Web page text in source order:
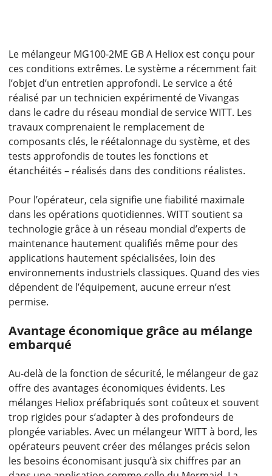
Le mélangeur MG100-2ME GB A Heliox est conçu pour
ces conditions extrêmes. Le système a récemment fait
l’objet d’un entretien approfondi. Le service a été
réalisé par un technicien expérimenté de Vivangas
dans le cadre du réseau mondial de service WITT. Les
travaux comprenaient le remplacement de
composants clés, le réétalonnage du système, et des
tests approfondis de toutes les fonctions et
étanchéités – réalisés dans des conditions réalistes.
Pour l’opérateur, cela signifie une fiabilité maximale
dans les opérations quotidiennes. WITT soutient sa
technologie grâce à un réseau mondial d’experts de
maintenance hautement qualifiés même pour des
applications hautement spécialisées, loin des
environnements industriels classiques. Quand des vies
dépendent de l’équipement, aucune erreur n’est
permise.
Avantage économique grâce au mélange
embarqué
Au-delà de la fonction de sécurité, le mélangeur de gaz
offre des avantages économiques évidents. Les
mélanges Heliox préfabriqués sont coûteux et souvent
trop rigides pour s’adapter à des profondeurs de
plongée variables. Avec un mélangeur WITT à bord, les
opérateurs peuvent créer des mélanges précis selon
les besoins économisant jusqu’à six chiffres par an